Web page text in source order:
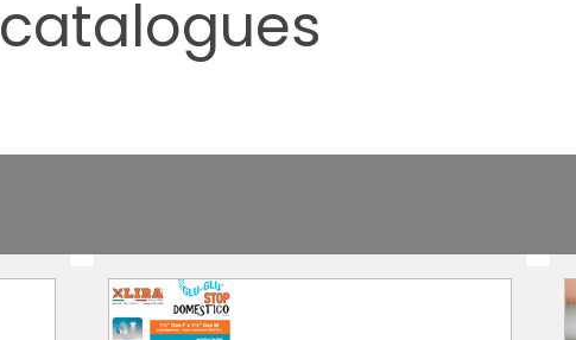
PMR BONDES
catalogues